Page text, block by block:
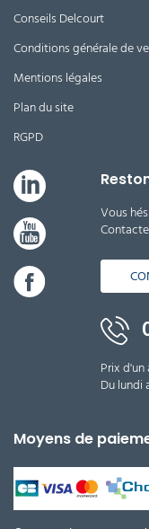
Conseils Delcourt
Conditions générale de
Mentions légales
Plan du site
RGPD
Vous
Prix
Du lundi
Moyens de